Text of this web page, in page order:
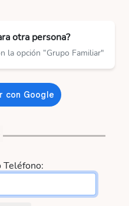
otra persona?
la opción “Grupo Familiar"
Teléfono: